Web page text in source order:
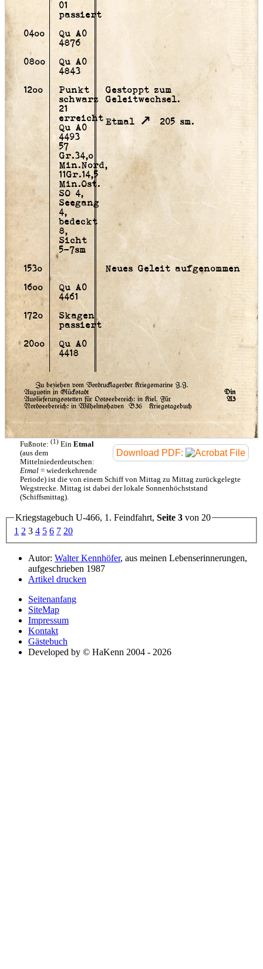
01
passiert
04oo
Qu A0
4876
08oo
Qu A0
4843
12oo
Punkt
schwarz
21
erreicht
Qu A0
4493
57
Gr.34,o
Min.Nord,
11Gr.14,5
Min.Ost.
SO 4,
Seegang
4,
bedeckt
8,
Sicht
5-7sm
Gestoppt zum
Geleitwechsel.
Etmal 205 sm.
153o
Neues Geleit aufgenommen
16oo
Qu A0
4461
172o
Skagen
passiert
20oo
Qu A0
4418
Zu beziehen vom Vordrucklagerder Kriegsmarine J.J.
Augustin in Glückstadt
Auslieferungsstetten für Ostseebereich: in Kiel. Für
Nordseebereich: in Wilhelmshaven B36 Kriegstagebuch
Din
A3
Download PDF:
Fußnote: (1)Ein Etmal
(aus dem
Mittelniederdeutschen:
Etmal= wiederkehrende
Periode) ist die von einem Schiff von Mittag zu Mittag zurückgelegte
Wegstrecke. Mittag ist dabei der lokale Sonnenhöchststand
(Schiffsmittag).
Kriegstagebuch U-466, 1. Feindfahrt, Seite 3 von 20
1 2 3 4 5 6 7 20
Autor: Walter Kennhöfer, aus meinen Lebenserinnerungen,
aufgeschrieben 1987
Artikel drucken
Seitenanfang
SiteMap
Impressum
Kontakt
Gästebuch
Developed by © HaKenn 2004 - 2026